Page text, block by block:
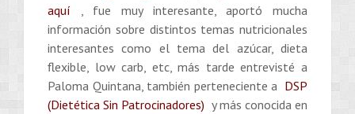
aquí , fue muy interesante, aportó mucha
información sobre distintos temas nutricionales
interesantes como el tema del azúcar, dieta
flexible, low carb, etc, más tarde entrevisté a
Paloma Quintana, también perteneciente a DSP
(Dietética Sin Patrocinadores) y más conocida en